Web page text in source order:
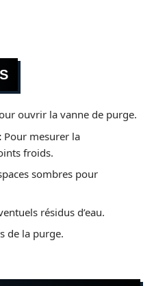
ouvrir la vanne de purge.
Pour mesurer la
froids.
sombres pour
résidus d’eau.
de la purge.